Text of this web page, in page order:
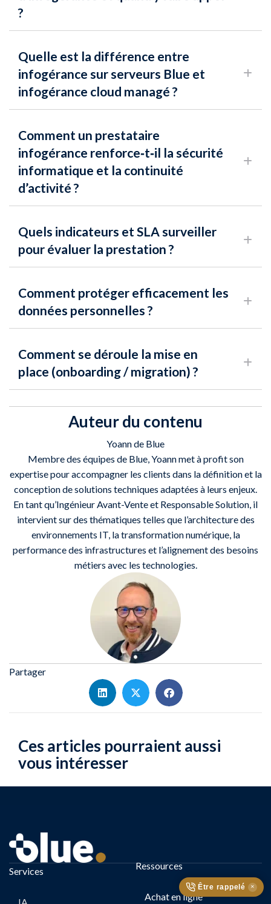
?
Quelle est la différence entre
infogérance sur serveurs Blue et
infogérance cloud managé ?
Comment un prestataire
infogérance renforce‑t‑il la sécurité
informatique et la continuité
d’activité ?
Quels indicateurs et SLA surveiller
pour évaluer la prestation ?
Comment protéger efficacement les
données personnelles ?
Comment se déroule la mise en
place (onboarding / migration) ?
Auteur du contenu
Yoann de Blue
Membre des équipes de Blue, Yoann met à profit son
expertise pour accompagner les clients dans la définition et la
conception de solutions techniques adaptées à leurs enjeux.
En tant qu’Ingénieur Avant-Vente et Responsable Solution, il
intervient sur des thématiques telles que l’architecture des
environnements IT, la transformation numérique, la
performance des infrastructures et l’alignement des besoins
métiers avec les technologies.
Partager
Ces articles pourraient aussi
vous intéresser
Être rappelé ✕
Services Ressources
Achat en ligne